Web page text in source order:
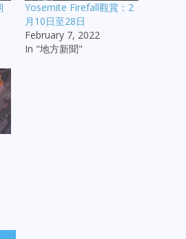
Yosemite Firefall觀賞：2
月10日至28日
February 7, 2022
In "地方新聞"